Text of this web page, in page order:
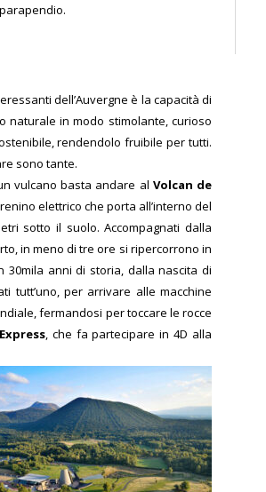
dell’Auvergne è la capacità di
naturale in modo stimolante, curioso
rendendolo fruibile per tutti.
sono tante.
vulcano basta andare al Volcan de
elettrico che porta all’interno del
sotto il suolo.Accompagnati dalla
in meno di tre ore si ripercorrono in
30mila anni di storia, dalla nascita di
tutt’uno, per arrivare alle macchine
fermandosi per toccare le rocce
, che fa partecipare in 4D alla